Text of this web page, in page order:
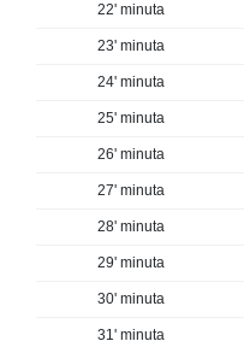
22' minuta
23' minuta
24' minuta
25' minuta
26' minuta
27' minuta
28' minuta
29' minuta
30' minuta
31' minuta